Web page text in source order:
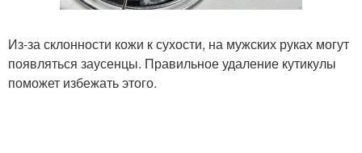
Из-за склонности кожи к сухости, на мужских руках могут
появляться заусенцы. Правильное удаление кутикулы
поможет избежать этого.